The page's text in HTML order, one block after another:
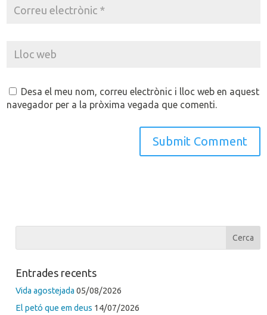
Desa el meu nom, correu electrònic i lloc web en aquest
navegador per a la pròxima vegada que comenti.
Entrades recents
Vida agostejada 05/08/2026
El petó que em deus 14/07/2026